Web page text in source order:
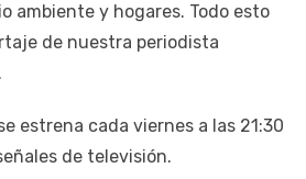
ambiente y hogares. Todo esto
de nuestra periodista
estrena cada viernes a las 21:30
de televisión.